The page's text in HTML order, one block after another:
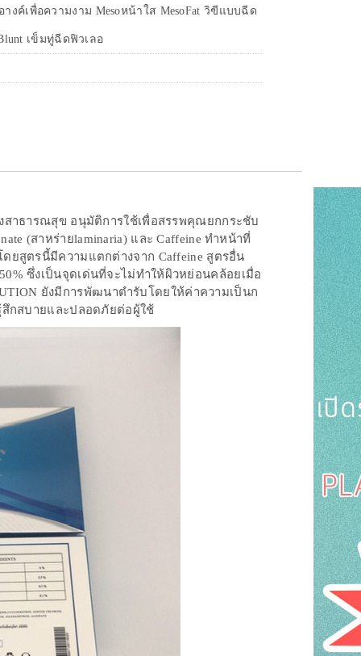
ค์เพื่อความงาม Mesoหน้าใส MesoFat วิฃีแบบฉีด
เข็มทู่ฉีดฟิวเลอ
าธารณสุข อนุมัติการใช้เพื่อสรรพคุณยกกระชับ
(สาหร่ายlaminaria) และ Caffeine ทำหน้าที่
ยสูตรนี้มีความแตกต่างจาก Caffeine สูตรอื่น
ซึ่งเป็นจุดเด่นที่จะไม่ทำให้ผิวหย่อนคล้อยเมื่อ
ยังมีการพัฒนาตำรับโดยให้ค่าความเป็นก
สึกสบายและปลอดภัยต่อผู้ใช้